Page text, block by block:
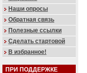
Наши опросы
Обратная связь
Полезные ссылки
Сделать стартовой
В избранное!
ПРИ ПОДДЕРЖКЕ